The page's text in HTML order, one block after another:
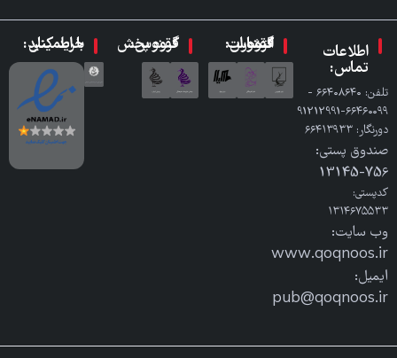
اطلاعات
تماس:
تلفن: ٦٦٤٠٨٦٤٠ -
٦٦٤٦٠٠٩٩-91212991
دورنگار: ٦٦٤١٣٩٣٣
صندوق پستی:
756-13145
کدپستی:
۱۳۱۴۶۷۵۵۳۳
وب سایت:
www.qoqnoos.ir
ایمیل:
pub@qoqnoos.ir
گروه انتشارات ققنوس: گروه پخش ققنوس: با اطمینان خرید کنید: